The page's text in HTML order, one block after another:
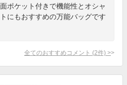
ポケット付きで機能性とオシャ
にもおすすめの万能バッグです
全てのおすすめコメント (2件) >